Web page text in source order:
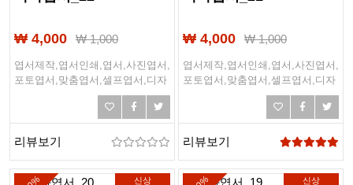
₩ 4,000 ₩1,000
엽서제작,엽서인쇄,엽서,사진엽서,
포토엽서,맞춤엽서,셀프엽서,디자
인엽서,여행엽서,여행,바다,바닷
가,해변,여름,해외여행
리뷰보기
₩ 4,000 ₩1,000
엽서제작,엽서인쇄,엽서,사진엽서,
포토엽서,맞춤엽서,셀프엽서,디자
인엽서,여행엽서,여행,바다,바닷
가,해변,여름,해외여행
리뷰보기
신상 신상